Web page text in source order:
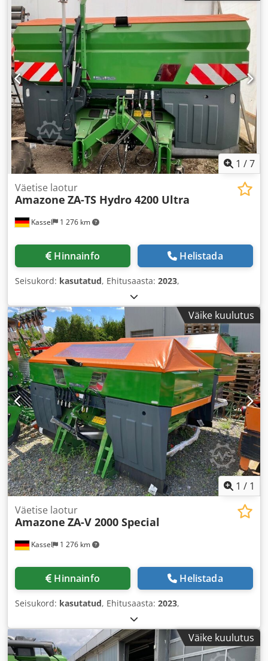
1 /7
Kassel 1 276 km
Väetise laotur
Amazone ZA-TS Hydro 4200 Ultra
Hinnainfo Helistada
Seisukord: kasutatud, Ehitusaasta: 2023,
Väike kuulutus
1 / 1
Kassel 1 276 km
Väetise laotur
Amazone ZA-V 2000 Special
Hinnainfo Helistada
Seisukord: kasutatud, Ehitusaasta: 2023,
Väike kuulutus